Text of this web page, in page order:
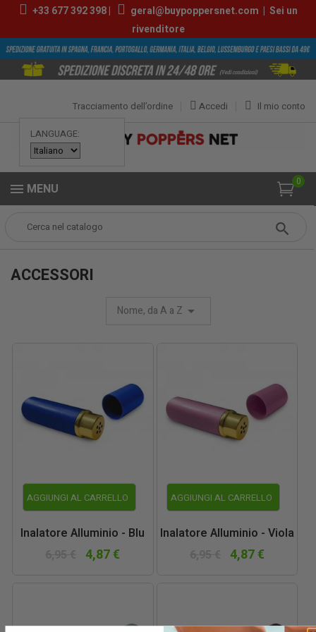
+33 677 392 398| geral@buypoppersnet.com | Sei un
rivenditore
LANGUAGE:
Il mio conto
Accedi
Tracciamento dell’ordine
0
MENU
ACCESSORI
Nome, da A a Z
AGGIUNGI AL CARRELLO
Inalatore Alluminio - Blu
4,87 €
AGGIUNGI AL CARRELLO
Inalatore Alluminio - Viola
4,87 €